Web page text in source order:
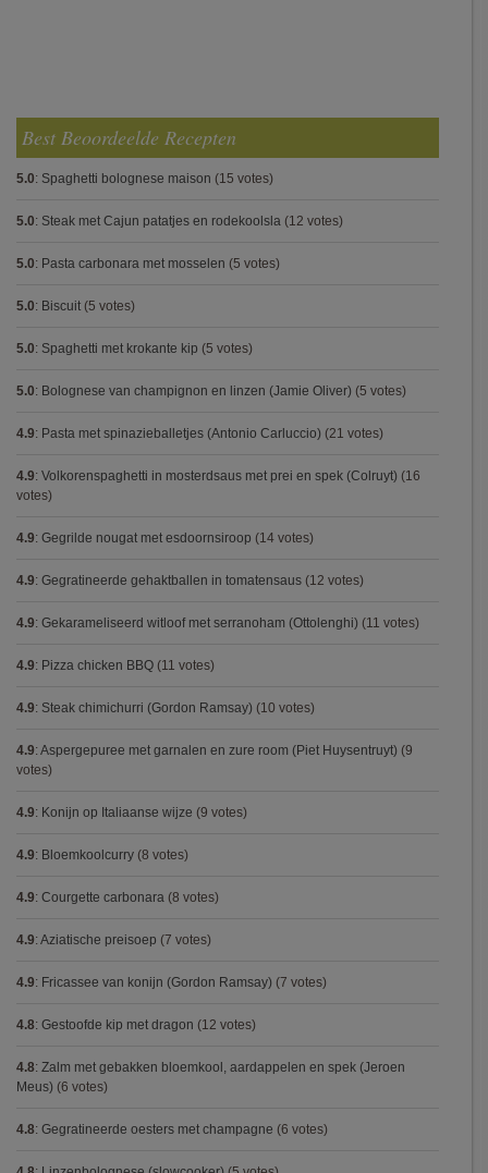
Best Beoordeelde Recepten
5.0: Spaghetti bolognese maison (15 votes)
5.0: Steak met Cajun patatjes en rodekoolsla (12 votes)
5.0: Pasta carbonara met mosselen (5 votes)
5.0: Biscuit (5 votes)
5.0: Spaghetti met krokante kip (5 votes)
5.0: Bolognese van champignon en linzen (Jamie Oliver) (5 votes)
4.9: Pasta met spinazieballetjes (Antonio Carluccio) (21 votes)
4.9: Volkorenspaghetti in mosterdsaus met prei en spek (Colruyt) (16
votes)
4.9: Gegrilde nougat met esdoornsiroop (14 votes)
4.9: Gegratineerde gehaktballen in tomatensaus (12 votes)
4.9: Gekarameliseerd witloof met serranoham (Ottolenghi) (11 votes)
4.9: Pizza chicken BBQ (11 votes)
4.9: Steak chimichurri (Gordon Ramsay) (10 votes)
4.9: Aspergepuree met garnalen en zure room (Piet Huysentruyt) (9
votes)
4.9: Konijn op Italiaanse wijze (9 votes)
4.9: Bloemkoolcurry (8 votes)
4.9: Courgette carbonara (8 votes)
4.9: Aziatische preisoep (7 votes)
4.9: Fricassee van konijn (Gordon Ramsay) (7 votes)
4.8: Gestoofde kip met dragon (12 votes)
4.8: Zalm met gebakken bloemkool, aardappelen en spek (Jeroen
Meus) (6 votes)
4.8: Gegratineerde oesters met champagne (6 votes)